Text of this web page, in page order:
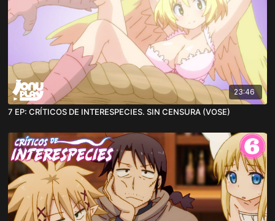
23:46
7 EP: CRÍTICOS DE INTERESPECIES. SIN CENSURA (VOSE)